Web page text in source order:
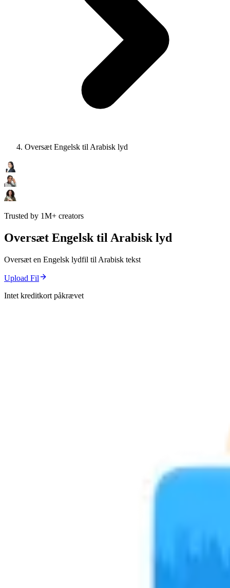
Oversæt Engelsk til Arabisk lyd
Trusted by 1M+ creators
Oversæt Engelsk til Arabisk lyd
Oversæt en Engelsk lydfil til Arabisk tekst
Upload Fil
Intet kreditkort påkrævet